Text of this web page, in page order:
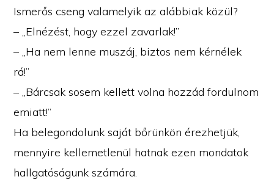
Ismerős cseng valamelyik az alábbiak közül?
– „Elnézést, hogy ezzel zavarlak!”
– „Ha nem lenne muszáj, biztos nem kérnélek
rá!”
– „Bárcsak sosem kellett volna hozzád fordulnom
emiatt!”
Ha belegondolunk saját bőrünkön érezhetjük,
mennyire kellemetlenül hatnak ezen mondatok
hallgatóságunk számára.